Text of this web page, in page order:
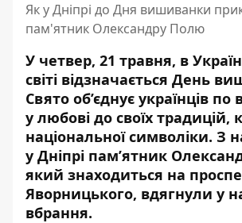
Як у Дніпрі до Дня вишиванки
пам'ятник Олександру Полю
У четвер, 21 травня, в
світі відзначається День
Свято об’єднує українців по
у любові до своїх традицій,
національної символіки. З
у Дніпрі пам’ятник
який знаходиться на
Яворницького, вдягнули у
вбрання.